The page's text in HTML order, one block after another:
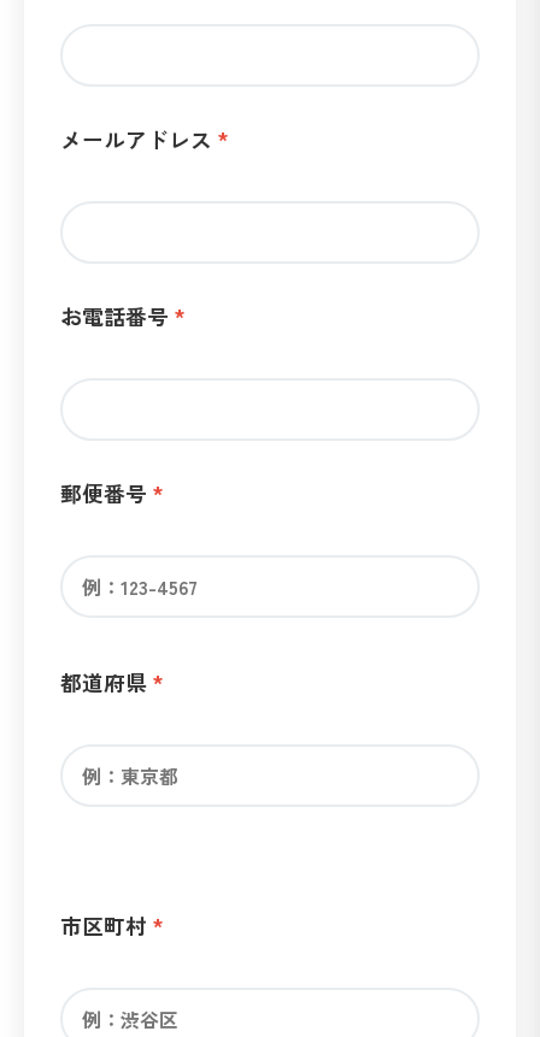
メールアドレス
お電話番号
郵便番号
都道府県
市区町村